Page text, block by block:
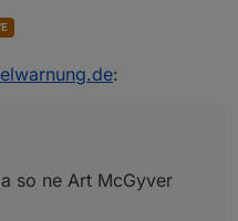
ja so ne Art McGyver unter
Meinst Du man könnte
das Vegane Zeug rausfällt
:
so ne Art McGyver